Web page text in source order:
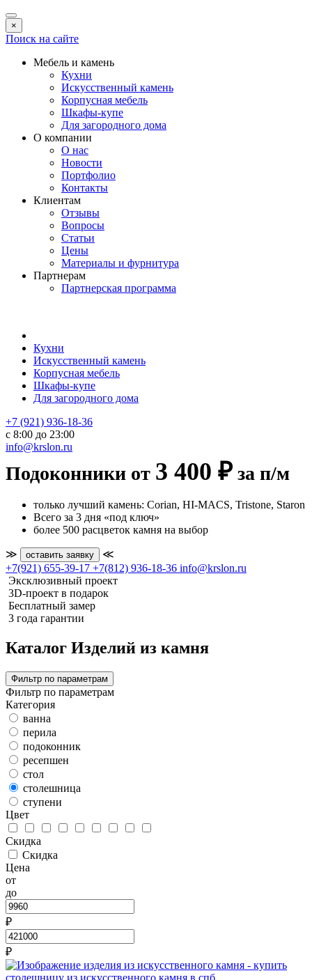
×
Поиск на сайте
Мебель и камень
Кухни
Искусственный камень
Корпусная мебель
Шкафы-купе
Для загородного дома
О компании
О нас
Новости
Портфолио
Контакты
Клиентам
Отзывы
Вопросы
Статьи
Цены
Материалы и фурнитура
Партнерам
Партнерская программа
Кухни
Искусственный камень
Корпусная мебель
Шкафы-купе
Для загородного дома
+7 (921) 936-18-36
с 8:00 до 23:00
info@krslon.ru
Подоконники от 3 400 ₽ за п/м
только лучший камень: Corian, HI-MACS, Tristone, Staron
Всего за 3 дня «под ключ»
более 500 расцветок камня на выбор
≫ оставить заявку
≪
+7(921) 655-39-17 +7(812) 936-18-36 info@krslon.ru
Эксклюзивный проект
3D-проект в подарок
Бесплатный замер
3 года гарантии
Каталог Изделий из камня
Фильтр по параметрам
Фильтр по параметрам
Категория
ванна
перила
подоконник
ресепшен
стол
столешница
ступени
Цвет
Скидка
Скидка
Цена
от
до
₽
₽